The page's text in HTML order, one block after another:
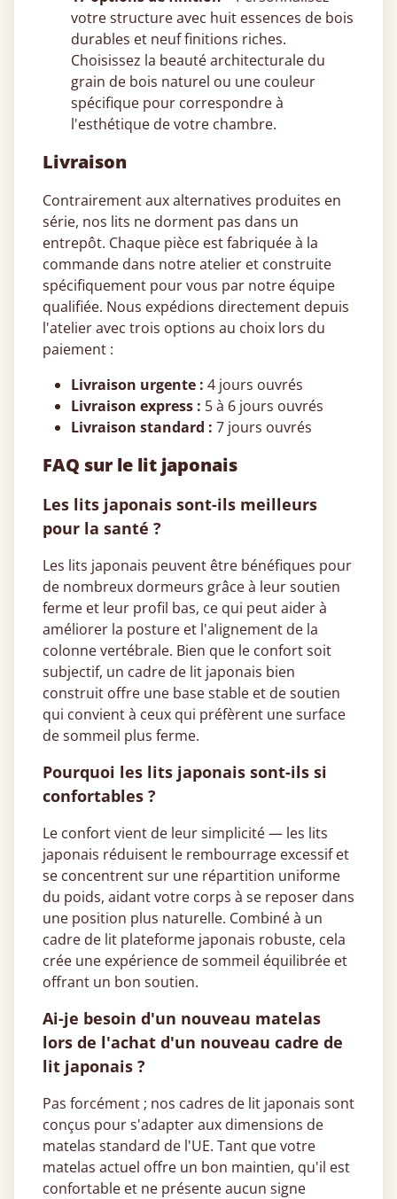
votre structure avec huit essences de bois
durables et neuf finitions riches.
Choisissez la beauté architecturale du
grain de bois naturel ou une couleur
spécifique pour correspondre à
l'esthétique de votre chambre.
Livraison
Contrairement aux alternatives produites en
série, nos lits ne dorment pas dans un
entrepôt. Chaque pièce est fabriquée à la
commande dans notre atelier et construite
spécifiquement pour vous par notre équipe
qualifiée. Nous expédions directement depuis
l'atelier avec trois options au choix lors du
paiement :
Livraison urgente : 4 jours ouvrés
Livraison express : 5 à 6 jours ouvrés
Livraison standard : 7 jours ouvrés
FAQ sur le lit japonais
Les lits japonais sont-ils meilleurs
pour la santé ?
Les lits japonais peuvent être bénéfiques pour
de nombreux dormeurs grâce à leur soutien
ferme et leur profil bas, ce qui peut aider à
améliorer la posture et l'alignement de la
colonne vertébrale. Bien que le confort soit
subjectif, un cadre de lit japonais bien
construit offre une base stable et de soutien
qui convient à ceux qui préfèrent une surface
de sommeil plus ferme.
Pourquoi les lits japonais sont-ils si
confortables ?
Le confort vient de leur simplicité — les lits
japonais réduisent le rembourrage excessif et
se concentrent sur une répartition uniforme
du poids, aidant votre corps à se reposer dans
une position plus naturelle. Combiné à un
cadre de lit plateforme japonais robuste, cela
crée une expérience de sommeil équilibrée et
offrant un bon soutien.
Ai-je besoin d'un nouveau matelas
lors de l'achat d'un nouveau cadre de
lit japonais ?
Pas forcément ; nos cadres de lit japonais sont
conçus pour s'adapter aux dimensions de
matelas standard de l'UE. Tant que votre
matelas actuel offre un bon maintien, qu'il est
confortable et ne présente aucun signe